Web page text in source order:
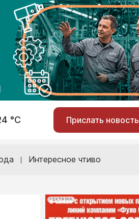
°С Прислать новость
Интересное чтиво
РЕКЛАМА